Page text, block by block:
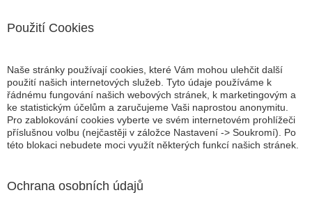
Použití Cookies
Naše stránky používají cookies, které Vám mohou ulehčit další
použití našich internetových služeb. Tyto údaje používáme k
řádnému fungování našich webových stránek, k marketingovým a
ke statistickým účelům a zaručujeme Vaši naprostou anonymitu.
Pro zablokování cookies vyberte ve svém internetovém prohlížeči
příslušnou volbu (nejčastěji v záložce Nastavení -> Soukromí). Po
této blokaci nebudete moci využít některých funkcí našich stránek.
Ochrana osobních údajů